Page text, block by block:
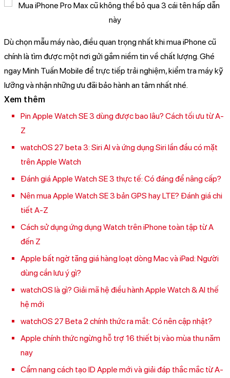
Dù chọn mẫu máy nào, điều quan trọng nhất khi mua iPhone cũ
chính là tìm được một nơi gửi gắm niềm tin về chất lượng. Ghé
ngay Minh Tuấn Mobile để trực tiếp trải nghiệm, kiểm tra máy kỹ
lưỡng và nhận những ưu đãi bảo hành an tâm nhất nhé.
Xem thêm
Pin Apple Watch SE 3 dùng được bao lâu? Cách tối ưu từ A-
Z
watchOS 27 beta 3: Siri AI và ứng dụng Siri lần đầu có mặt
trên Apple Watch
Đánh giá Apple Watch SE 3 thực tế: Có đáng để nâng cấp?
Nên mua Apple Watch SE 3 bản GPS hay LTE? Đánh giá chi
tiết A-Z
Cách sử dụng ứng dụng Watch trên iPhone toàn tập từ A
đến Z
Apple bất ngờ tăng giá hàng loạt dòng Mac và iPad: Người
dùng cần lưu ý gì?
watchOS là gì? Giải mã hệ điều hành Apple Watch & AI thế
hệ mới
watchOS 27 Beta 2 chính thức ra mắt: Có nên cập nhật?
Apple chính thức ngừng hỗ trợ 16 thiết bị vào mùa thu năm
nay
Cẩm nang cách tạo ID Apple mới và giải đáp thắc mắc từ A-